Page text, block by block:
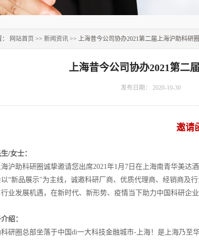
网站首页 >> 新闻资讯 >> 上海昔今公司协办2021第二届上海沪助科研
上海昔今公司协办2021第二
发布日期： 2020-10-30
邀请
/女士：
沪助科研圈诚挚邀请您出席2021年1月7日在上海南青华美达
“新品展示"为主线，诚邀科研厂商、优质代理商、经销商及
行业发展机遇，在新时代、新形势、疫情当下助力中国科研企业
绍：
科研圈总部坐落于中国di一大科技金融城市-上海！是上海乃